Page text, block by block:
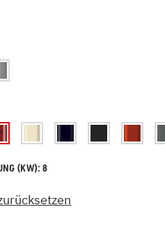
(KW): 8